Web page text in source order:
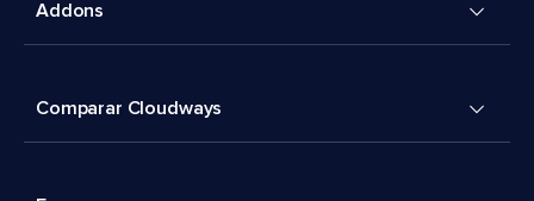
Addons
Comparar Cloudways